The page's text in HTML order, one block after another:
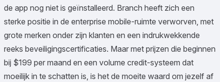
de app nog niet is geïnstalleerd. Branch heeft zich een
sterke positie in de enterprise mobile-ruimte verworven, met
grote merken onder zijn klanten en een indrukwekkende
reeks beveiligingscertificaties. Maar met prijzen die beginnen
bij $199 per maand en een volume credit-systeem dat
moeilijk in te schatten is, is het de moeite waard om jezelf af